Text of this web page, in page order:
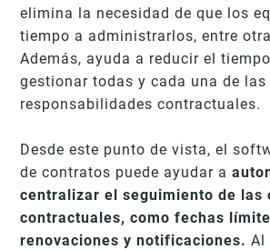
elimina la necesidad de que los
tiempo a administrarlos, entre
Además, ayuda a reducir el
gestionar todas y cada una de las
responsabilidades contractuales.
Desde este punto de vista, el
de contratos puede ayudar a
centralizar el seguimiento de las
contractuales, como fechas
renovaciones y notificaciones.Al